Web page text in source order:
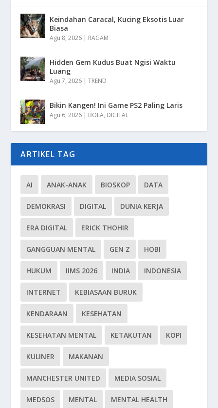
Keindahan Caracal, Kucing Eksotis Luar
Biasa
Agu 8, 2026 | RAGAM
Hidden Gem Kudus Buat Ngisi Waktu
Luang
Agu 7, 2026 |TREND
Bikin Kangen! Ini Game PS2 Paling Laris
Agu 6, 2026 | BOLA, DIGITAL
ARTIKEL TAG
AI ANAK-ANAK BIOSKOP DATA
DEMOKRASI DIGITAL DUNIA KERJA
ERA DIGITAL ERICK THOHIR
GANGGUAN MENTAL GEN Z HOBI
HUKUM IIMS 2026 INDIA INDONESIA
INTERNET KEBIASAAN BURUK
KENDARAAN KESEHATAN
KESEHATAN MENTAL KETAKUTAN KOPI
KULINER MAKANAN
MANCHESTER UNITED MEDIA SOSIAL
MEDSOS MENTAL MENTAL HEALTH